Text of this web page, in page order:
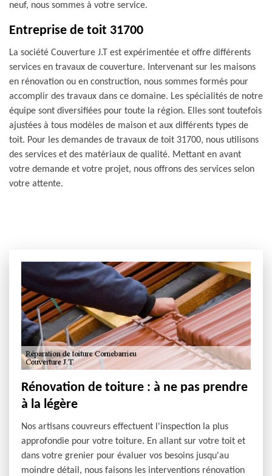
neuf, nous sommes à votre service.
Entreprise de toit 31700
La société Couverture J.T est expérimentée et offre différents
services en travaux de couverture. Intervenant sur les maisons
en rénovation ou en construction, nous sommes formés pour
accomplir des travaux dans ce domaine. Les spécialités de notre
équipe sont diversifiées pour toute la région. Elles sont toutefois
ajustées à tous modèles de maison et aux différents types de
toit. Pour les demandes de travaux de toit 31700, nous utilisons
des services et des matériaux de qualité. Mettant en avant
votre demande et votre projet, nous offrons des services selon
votre attente.
Rénovation de toiture : à ne pas prendre
à la légère
Nos artisans couvreurs effectuent l'inspection la plus
approfondie pour votre toiture. En allant sur votre toit et
dans votre grenier pour évaluer vos besoins jusqu'au
moindre détail, nous faisons les interventions rénovation